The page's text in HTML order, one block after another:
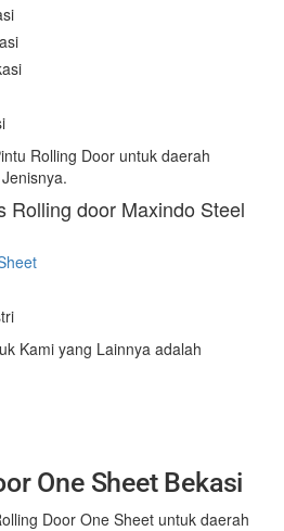
Rolling Door untuk daerah
Rolling door Maxindo Steel
Kami yang Lainnya adalah
One Sheet Bekasi
Door One Sheet untuk daerah